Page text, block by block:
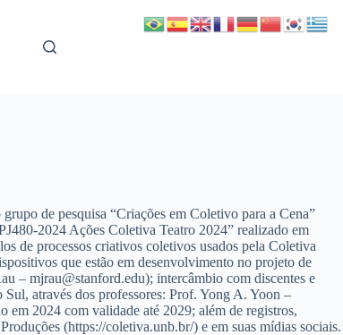
de pesquisa “Criações em Coletivo para a Cena”
2024 Ações Coletiva Teatro 2024” realizado em
de processos criativos coletivos usados pela Coletiva
que estão em desenvolvimento no projeto de
– mjrau@stanford.edu); intercâmbio com discentes e
através dos professores: Prof. Yong A. Yoon –
2024 com validade até 2029; além de registros,
(https://coletiva.unb.br/) e em suas mídias sociais.